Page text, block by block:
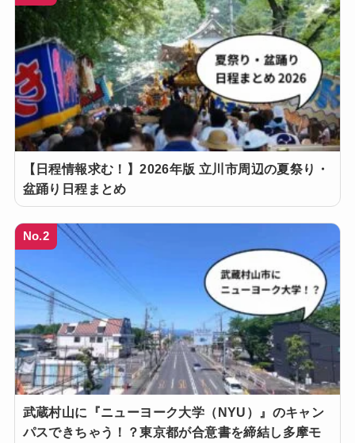
【日程情報求む！】2026年版 立川市周辺の夏祭り・
盆踊り日程まとめ
No.2
武蔵村山に『ニューヨーク大学（NYU）』のキャン
パスできちゃう！？東京都が合意書を締結し多摩モ